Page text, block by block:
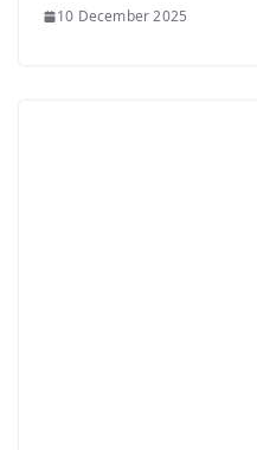
10 December 2025